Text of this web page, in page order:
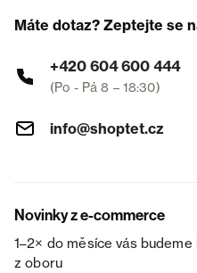
Máte dotaz? Zeptejte se
+420 604 600 444
(Po - Pá 8 – 18:30)
info@shoptet.cz
Novinky z e-commerce
1–2× do měsíce vás
z oboru